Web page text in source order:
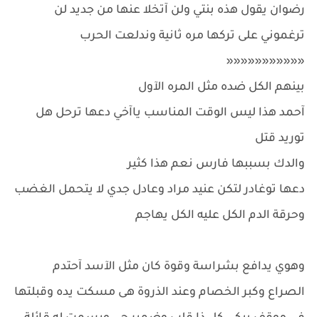
رضوان يقول هذه بنتي ولن آتخلا عنها من جديد لن
ترغموني على تركها مره ثانية وندلعت الحرب
«««««««««««
بينهم الكل ضده مثل المره الآول
آحمد هذا ليس الوقت المناسب ياآخي دعها ترحل هل
توريد قتل
والدك بسببها فارس نعم هذا كثير
دعها توغادر لتكن عنيد مراد وعادل جدي لا يتحمل الغضب
وحرقة الدم الكل عليه الكل يهاجم
وهوي يدافع بشراسة وقوة كان مثل الآسد آحتدم
الصراع وكبر الخصام وعند الذروة هى مسكت يده وقبلتها